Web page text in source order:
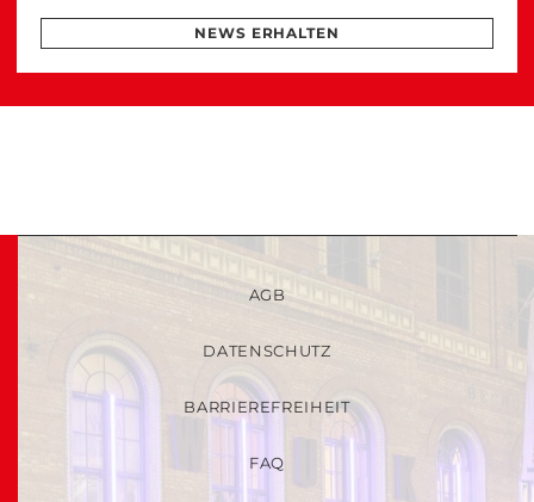
NEWS ERHALTEN
AGB
DATENSCHUTZ
BARRIEREFREIHEIT
FAQ